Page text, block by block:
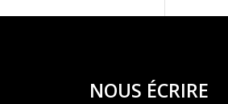
NOUS ÉCRIRE